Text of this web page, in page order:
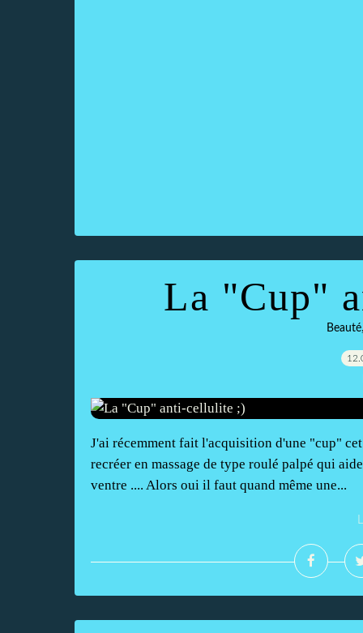
La "Cup"
Beauté
J'ai récemment fait l'acquisition d'une "cup"
recréer en massage de type roulé palpé qui
ventre .... Alors oui il faut quand même une...